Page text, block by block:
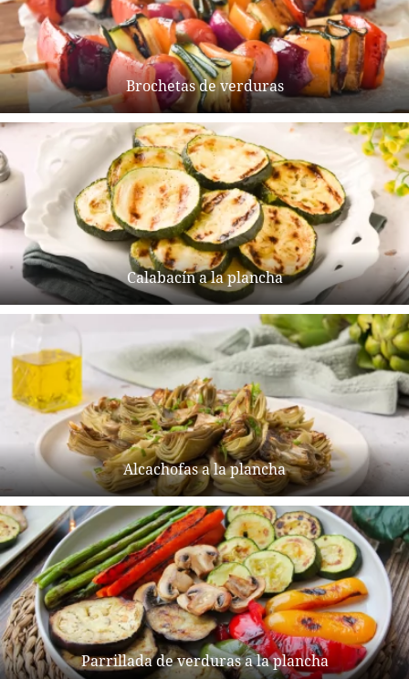
Brochetas de verduras
Calabacín a la plancha
Alcachofas a la plancha
Parrillada de verduras a la plancha